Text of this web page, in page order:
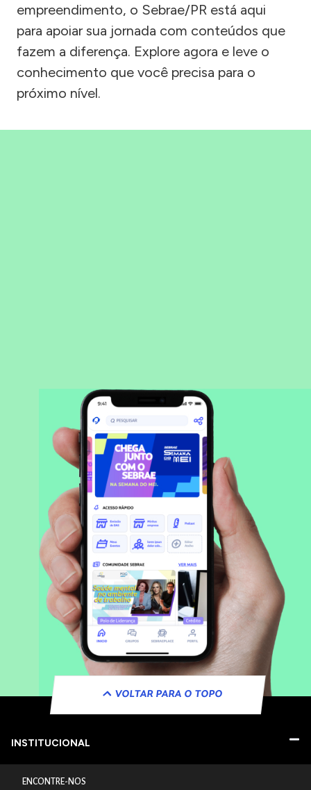
empreendimento, o Sebrae/PR está aqui
para apoiar sua jornada com conteúdos que
fazem a diferença. Explore agora e leve o
conhecimento que você precisa para o
próximo nível.
VOLTAR PARA O TOPO
INSTITUCIONAL
ENCONTRE-NOS